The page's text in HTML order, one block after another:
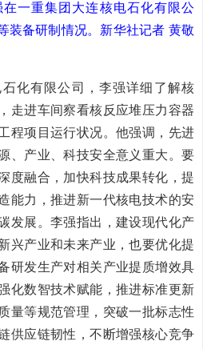
一重集团大连核电石化有限公
装备研制情况。新华社记者 黄敬
化有限公司，李强详细了解核
走进车间察看核反应堆压力容器
程项目运行状况。他强调，先进
、产业、科技安全意义重大。要
度融合，加快科技成果转化，提
能力，推进新一代核电技术的安
发展。李强指出，建设现代化产
兴产业和未来产业，也要优化提
研发生产对相关产业提质增效具
化数智技术赋能，推进标准更新
量等规范管理，突破一批标志性
供应链韧性，不断增强核心竞争